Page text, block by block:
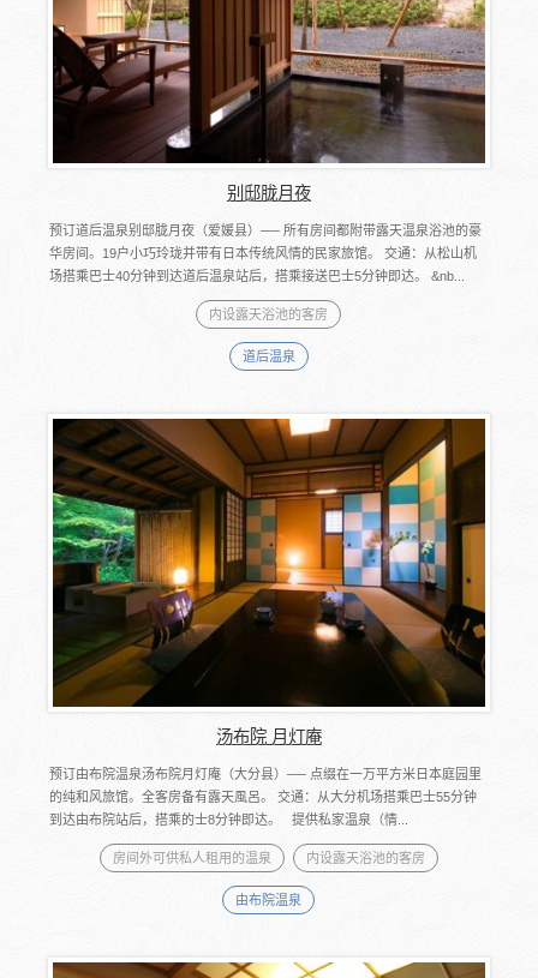
别邸胧月夜
预订道后温泉别邸胧月夜（爱媛县）── 所有房间都附带露天温泉浴池的豪
华房间。19户小巧玲珑并带有日本传统风情的民家旅馆。 交通：从松山机
场搭乘巴士40分钟到达道后温泉站后，搭乘接送巴士5分钟即达。 &nb...
内设露天浴池的客房
道后温泉
汤布院 月灯庵
预订由布院温泉汤布院月灯庵（大分县）── 点缀在一万平方米日本庭园里
的纯和风旅馆。全客房备有露天風呂。 交通：从大分机场搭乘巴士55分钟
到达由布院站后，搭乘的士8分钟即达。 提供私家温泉（情...
房间外可供私人租用的温泉 内设露天浴池的客房
由布院温泉